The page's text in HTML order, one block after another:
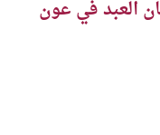
العبد في عون